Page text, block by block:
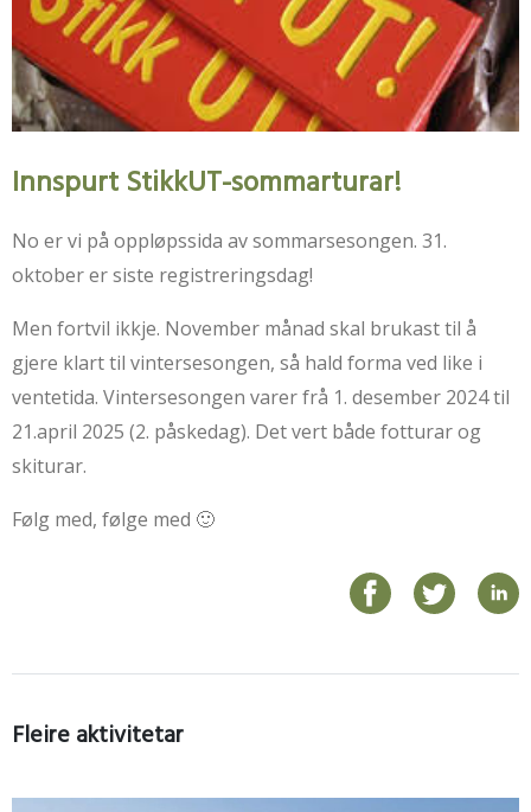
Innspurt StikkUT-sommarturar!
No er vi på oppløpssida av sommarsesongen. 31.
oktober er siste registreringsdag!
Men fortvil ikkje. November månad skal brukast til å
gjere klart til vintersesongen, så hald forma ved like i
ventetida. Vintersesongen varer frå 1. desember 2024 til
21.april 2025 (2. påskedag). Det vert både fotturar og
skiturar.
Følg med, følge med 🙂
Fleire aktivitetar